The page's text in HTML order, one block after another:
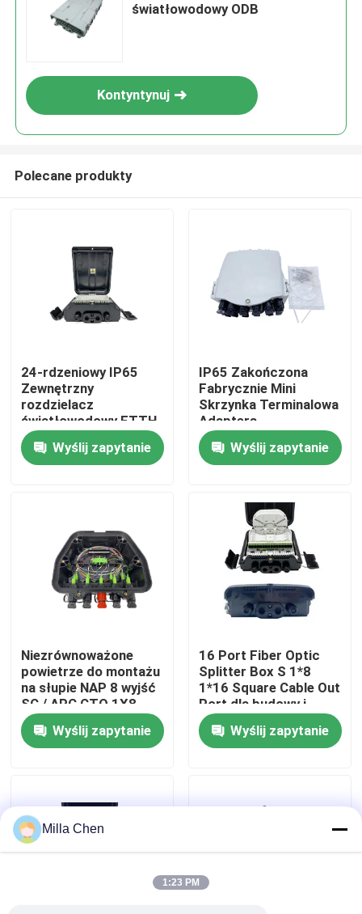
Dom
O nas
Wycieczka po fabryce
Kontrola jakości
Skontaktuj się z nami
Aktualności
Sprawy
Poprosić o wycenę
światłowodowy ODB
Kontyntynuj
Polecane produkty
24-rdzeniowy IP65
Zewnętrzny
rozdzielacz
światłowodowy FTTH
Skrzynka rozdzielcza
do montażu na ścianie
z 24 adapterami SC
Wyślij zapytanie
IP65 Zakończona
Fabrycznie Mini
Skrzynka Terminalowa
Adaptera
Rozdzielacza
Optycznego Ftth Fiber
Optic Splitter Box 16
Rozwiązania FTTH
Wyślij zapytanie
Niezrównoważone
powietrze do montażu
na słupie NAP 8 wyjść
SC / APC CTO 1X8
1X2 Rozgałęźnik
światłowodowy Mini
SC
Wyślij zapytanie
16 Port Fiber Optic
Splitter Box S 1*8
1*16 Square Cable Out
Port dla budowy i
zarządzania siecią
FTTxWyślij zapytanie
Milla Chen
1:23 PM